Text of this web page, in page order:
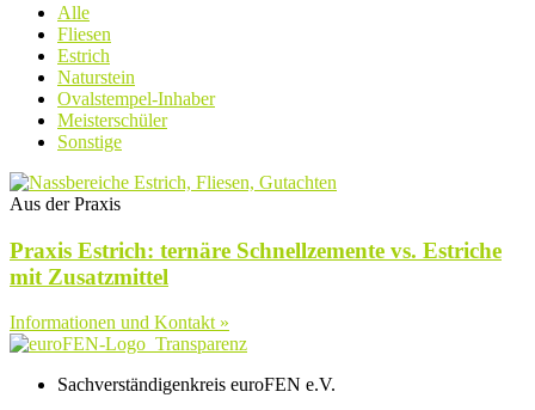
Alle
Fliesen
Estrich
Naturstein
Ovalstempel-Inhaber
Meisterschüler
Sonstige
Aus der Praxis
Praxis Estrich: ternäre Schnellzemente vs. Estriche
mit Zusatzmittel
Informationen und Kontakt »
Sachverständigenkreis euroFEN e.V.